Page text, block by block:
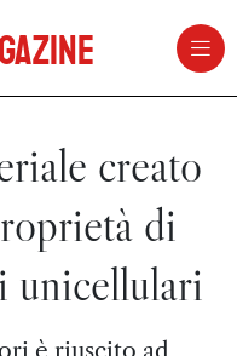
creato
di
unicellulari
è riuscito ad